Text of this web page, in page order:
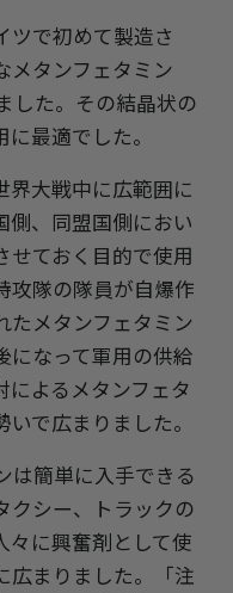
ツで初めて製造さ
メタンフェタミン
した。その結晶状の
最適でした。
界大戦中に広範囲に
側、同盟国側におい
せておく目的で使用
攻隊の隊員が自爆作
たメタンフェタミン
になって軍用の供給
よるメタンフェタ
で広まりました。
は簡単に入手できる
クシー、トラックの
々に興奮剤として使
広まりました。「注